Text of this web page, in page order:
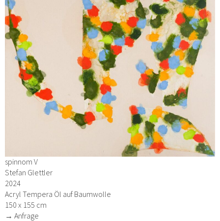
spinnom V
Stefan Glettler
2024
Acryl Tempera Öl auf Baumwolle
150 x 155 cm
→ Anfrage